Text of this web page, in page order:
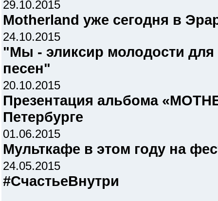
29.10.2015
Motherland уже сегодня в
24.10.2015
"Мы - эликсир молодости
песен"
20.10.2015
Презентация альбома
Петербурге
01.06.2015
Мульткафе в этом году на
24.05.2015
#СчастьеВнутри